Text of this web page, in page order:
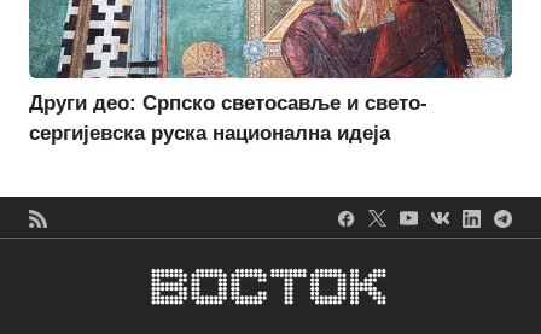
Други део: Српско светосавље и свето-
сергијевска руска национална идеја